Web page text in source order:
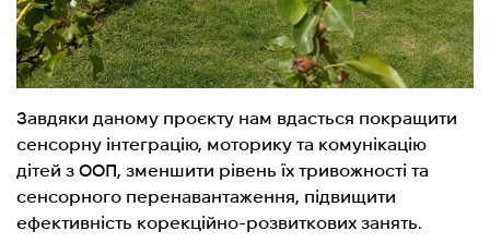
Завдяки даному проєкту нам вдасться покращити
сенсорну інтеграцію, моторику та комунікацію
дітей з ООП, зменшити рівень їх тривожності та
сенсорного перенавантаження, підвищити
ефективність корекційно-розвиткових занять.